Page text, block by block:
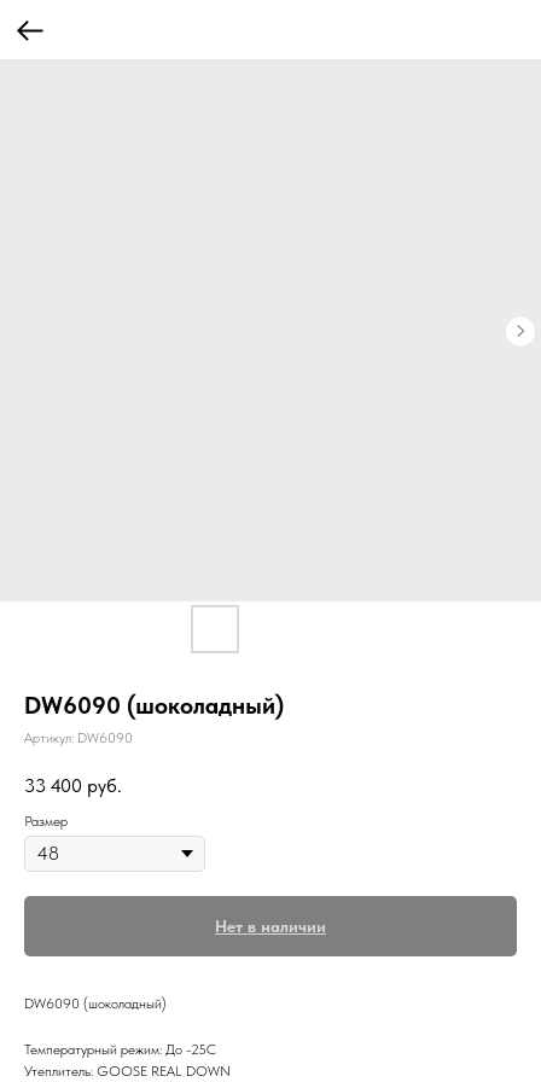
DW6090 (шоколадный)
Артикул: DW6090
33 400 руб.
Размер
Нет в наличии
DW6090 (шоколадный)
Температурный режим: До -25С
Утеплитель: GOOSE REAL DOWN